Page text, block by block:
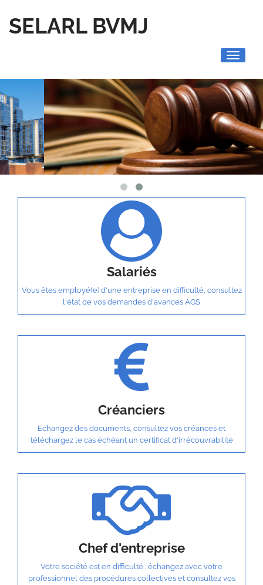
SELARL BVMJ
Toggle
Salariés
Vous êtes employé(e) d'une entreprise en difficulté, consultez
l'état de vos demandes d'avances AGS
Créanciers
Echangez des documents, consultez vos créances et
téléchargez le cas échéant un certificat d'irrécouvrabilité
Chef d'entreprise
Votre société est en difficulté : échangez avec votre
professionnel des procédures collectives et consultez vos